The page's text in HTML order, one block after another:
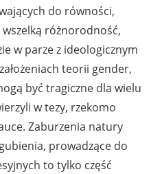
do równości,
różnorodność,
w parze z ideologicznym
teorii gender,
być tragiczne dla wielu
w tezy, rzekomo
Zaburzenia natury
prowadzące do
to tylko część